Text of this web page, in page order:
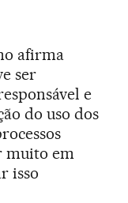
afirma
ser
e
do uso dos
muito em
isso